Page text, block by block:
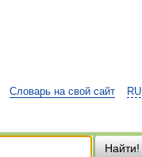
RU
Словарь на свой сайт
Найти!